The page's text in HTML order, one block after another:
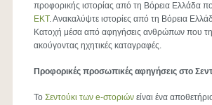
προφορικής ιστορίας από τη Βόρεια Ελλάδα
ΕΚΤ. Ανακαλύψτε ιστορίες από τη Βόρεια
Κατοχή μέσα από αφηγήσεις ανθρώπων που τη
ακούγοντας ηχητικές καταγραφές.
Προφορικές προσωπικές αφηγήσεις στο
Το Σεντούκι των e-στοριών είναι ένα